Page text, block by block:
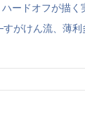
ードオフが描く
がけん流、薄